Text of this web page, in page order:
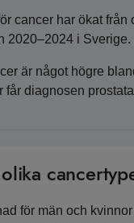
cancer har ökat
2020–2024 i Sverige.
är något högre
får diagnosen
för män och